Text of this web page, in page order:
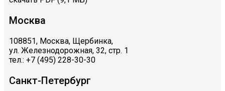
Москва
108851, Москва, Щербинка,
ул. Железнодорожная, 32, стр. 1
тел.: +7 (495) 228-30-30
Санкт-Петербург